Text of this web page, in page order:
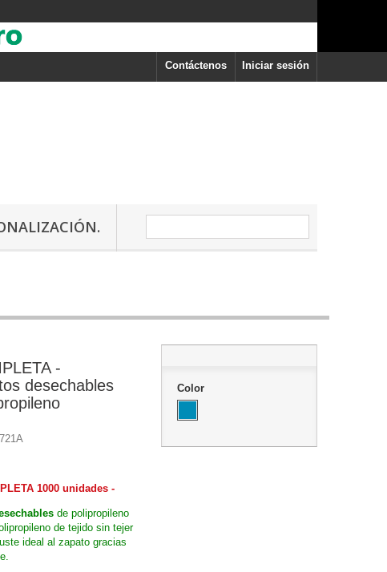
Iniciar sesión
Contáctenos
-
desechables
1000 unidades -
de polipropileno
de tejido sin tejer
ideal al zapato gracias
Color